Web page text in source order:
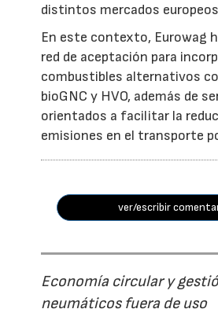
distintos mercados
En este contexto, Eurowag
red de aceptación para
combustibles alternativos
bioGNC y HVO, además de
orientados a facilitar la
emisiones en el transporte
ver/escribir
Economía circular y
neumáticos fuera de uso